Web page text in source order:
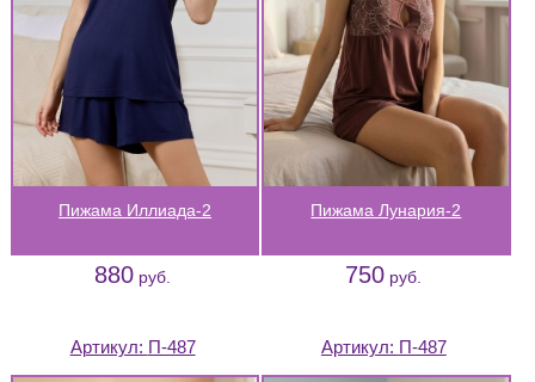
Пижама Иллиада-2
880 руб.
Пижама Лунария-2
750 руб.
Артикул: П-487 Артикул: П-487